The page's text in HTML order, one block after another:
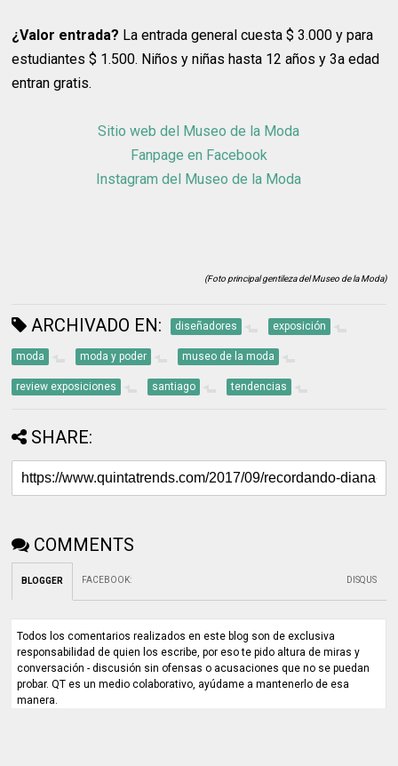
¿Valor entrada? La entrada general cuesta $ 3.000 y para
estudiantes $ 1.500. Niños y niñas hasta 12 años y 3a edad
entran gratis.
Sitio web del Museo de la Moda
Fanpage en Facebook
Instagram del Museo de la Moda
(Foto principal gentileza del Museo de la Moda)
ARCHIVADO EN: diseñadores exposición
moda moda y poder museo de la moda
review exposiciones santiago tendencias
SHARE:
COMMENTS
BLOGGER FACEBOOK: DISQUS
Todos los comentarios realizados en este blog son de exclusiva
responsabilidad de quien los escribe, por eso te pido altura de miras y
conversación - discusión sin ofensas o acusaciones que no se puedan
probar. QT es un medio colaborativo, ayúdame a mantenerlo de esa
manera.